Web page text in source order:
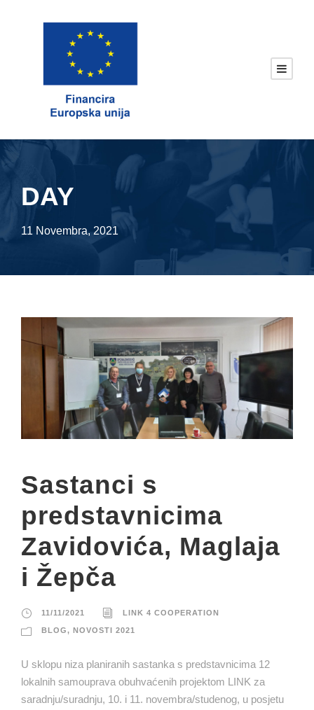
DAY
11 Novembra, 2021
Sastanci s
predstavnicima
Zavidovića, Maglaja
i Žepča
11/11/2021 LINK 4 COOPERATION
BLOG, NOVOSTI 2021
U sklopu niza planiranih sastanka s predstavnicima 12
lokalnih samouprava obuhvaćenih projektom LINK za
saradnju/suradnju, 10. i 11. novembra/studenog, u posjetu